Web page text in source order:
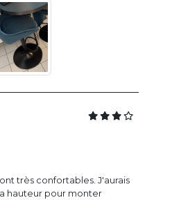
très confortables. J'aurais
hauteur pour monter